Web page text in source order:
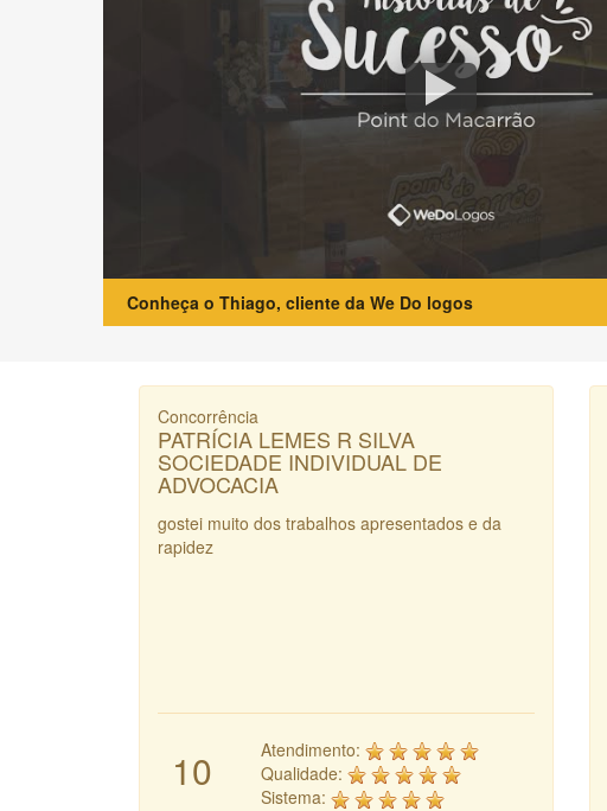
Conheça o Thiago, cliente da We Do logos
Concorrência
PATRÍCIA LEMES R SILVA
SOCIEDADE INDIVIDUAL DE
ADVOCACIA
gostei muito dos trabalhos apresentados e da
rapidez
10
Atendimento:
Qualidade:
Sistema: